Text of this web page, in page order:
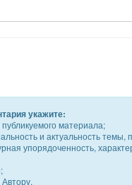
укажите:
материала;
и актуальность темы,
упорядоченность,